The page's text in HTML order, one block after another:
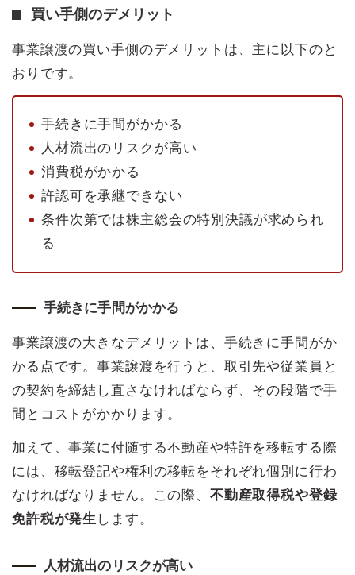
買い手側のデメリット
事業譲渡の買い手側のデメリットは、主に以下のと
おりです。
手続きに手間がかかる
人材流出のリスクが高い
消費税がかかる
許認可を承継できない
条件次第では株主総会の特別決議が求められ
る
手続きに手間がかかる
事業譲渡の大きなデメリットは、手続きに手間がか
かる点です。事業譲渡を行うと、取引先や従業員と
の契約を締結し直さなければならず、その段階で手
間とコストがかかります。
加えて、事業に付随する不動産や特許を移転する際
には、移転登記や権利の移転をそれぞれ個別に行わ
なければなりません。この際、 不動産取得税や登録
免許税が発生 します。
人材流出のリスクが高い